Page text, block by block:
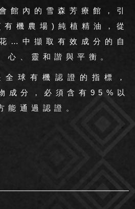
館內的雪森芳療館，引
機農場)純植精油，從
…中擷取有效成分的自
心、靈和諧與平衡。
球有機認證的指標，
成分，必須含有95%以
能通過認證。